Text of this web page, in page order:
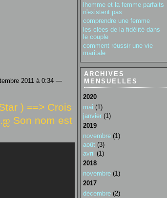
2011 à 0:34 —
) ==> Crois
Son nom est
lhomme et la femme parfaits
n'existent pas
comprendre une femme
les clées de la fidélité dans
le couple
comment réussir une vie
maritale
ARCHIVES
MENSUELLES
2020
mai (1)
janvier (1)
2019
novembre (1)
août (3)
avril (1)
2018
novembre (1)
2017
décembre (2)